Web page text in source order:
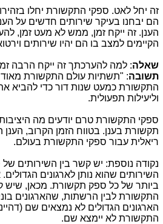
זה יחל לאט. ספקי התקשורת יחלו
הם יבחנו בעיקר שירותים חדשים על
הענן. זה ייקח זמן, ממש לא מעט זמן,
הקיימים למצב בו הם יהיו שירותים
שאלה: למה להערכתך זה ייקח הרבה
תשובה: "תשתיות עולם התקשורת מאוד
התקשורת כמעט שנות דור כדי להביא
וליעילות תפעולית.
ספקי התקשורת טרם יודעים מה
תקשורת בענן. בטווח הזמן הקרוב,
ריאלית עבור ספקי התקשורת בעולם.
נקודה נוספת: יש קשר בין השירותים
השירותים שהוא נותן לארגונים
ביותר של כל ספק תקשורת. מכאן,
התקשורת לבין הרשתות, שהארגונים
הארגונים הגדולים לא נמצאים שם
התקשורת לא יימצא שם.